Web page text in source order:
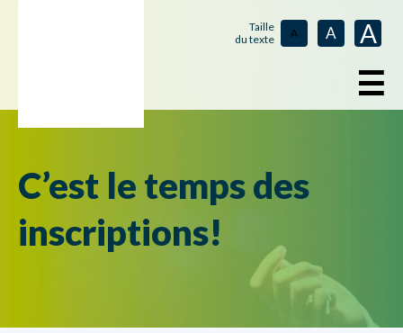
Taille
du texte
A A A
☰
C’est le temps des
inscriptions!